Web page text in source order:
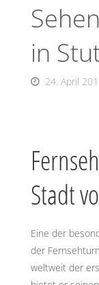
in
24. April
Stadt
Eine der
der
weltweit der